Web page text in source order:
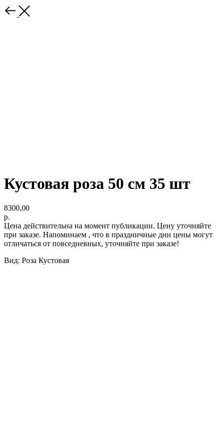
Кустовая роза 50 см 35 шт
8300,00
р.
Цена действительна на момент публикации. Цену уточняйте
при заказе. Напоминаем , что в праздничные дни цены могут
отличаться от повседневных, уточняйте при заказе!
Вид: Роза Кустовая